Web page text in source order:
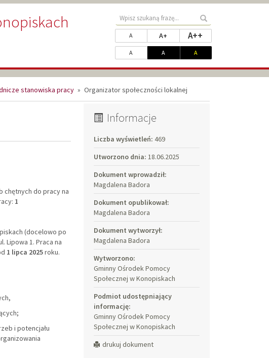
Wyszukaj
treści
serwisie
Zmień
rozmiar
czcionki
A rozmiar standardowy
A+ rozmiar powiększony
A++
Dopasuj
kontrast
A kontrast standardowy
A kontrast biały na czarnym
Akontrast żółty na czarnym
stanowiska pracy » Organizator społeczności lokalnej
chętnych do pracy na
1
(docelowo po
Lipowa 1. Praca na
1 lipca 2025roku.
i potencjału
Informacje
Liczba wyświetleń: 469
Utworzono dnia: 18.06.2025
Dokument wprowadził:
Magdalena Badora
Dokument opublikował:
Magdalena Badora
Dokument wytworzył:
Magdalena Badora
Wytworzono:
Gminny Ośrodek Pomocy
Społecznej w Konopiskach
Podmiot udostępniający
informację:
Gminny Ośrodek Pomocy
Społecznej w Konopiskach
drukuj dokument